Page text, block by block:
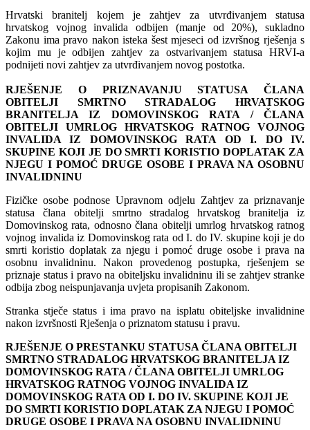
Hrvatski branitelj kojem je zahtjev za utvrđivanjem statusa
hrvatskog vojnog invalida odbijen (manje od 20%), sukladno
Zakonu ima pravo nakon isteka šest mjeseci od izvršnog rješenja s
kojim mu je odbijen zahtjev za ostvarivanjem statusa HRVI-a
podnijeti novi zahtjev za utvrđivanjem novog postotka.
RJEŠENJE O PRIZNAVANJU STATUSA ČLANA
OBITELJI SMRTNO STRADALOG HRVATSKOG
BRANITELJA IZ DOMOVINSKOG RATA / ČLANA
OBITELJI UMRLOG HRVATSKOG RATNOG VOJNOG
INVALIDA IZ DOMOVINSKOG RATA OD I. DO IV.
SKUPINE KOJI JE DO SMRTI KORISTIO DOPLATAK ZA
NJEGU I POMOĆ DRUGE OSOBE I PRAVA NA OSOBNU
INVALIDNINU
Fizičke osobe podnose Upravnom odjelu Zahtjev za priznavanje
statusa člana obitelji smrtno stradalog hrvatskog branitelja iz
Domovinskog rata, odnosno člana obitelji umrlog hrvatskog ratnog
vojnog invalida iz Domovinskog rata od I. do IV. skupine koji je do
smrti koristio doplatak za njegu i pomoć druge osobe i prava na
osobnu invalidninu. Nakon provedenog postupka, rješenjem se
priznaje status i pravo na obiteljsku invalidninu ili se zahtjev stranke
odbija zbog neispunjavanja uvjeta propisanih Zakonom.
Stranka stječe status i ima pravo na isplatu obiteljske invalidnine
nakon izvršnosti Rješenja o priznatom statusu i pravu.
RJEŠENJE O PRESTANKU STATUSA ČLANA OBITELJI
SMRTNO STRADALOG HRVATSKOG BRANITELJA IZ
DOMOVINSKOG RATA / ČLANA OBITELJI UMRLOG
HRVATSKOG RATNOG VOJNOG INVALIDA IZ
DOMOVINSKOG RATA OD I. DO IV. SKUPINE KOJI JE
DO SMRTI KORISTIO DOPLATAK ZA NJEGU I POMOĆ
DRUGE OSOBE I PRAVA NA OSOBNU INVALIDNINU